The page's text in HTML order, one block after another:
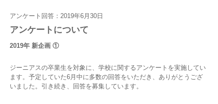
アンケート回答：2019年6月30日
アンケートについて
2019年 新企画 ①
ジーニアスの卒業生を対象に、学校に関するアンケートを実施してい
ます。予定していた6月中に多数の回答をいただき、ありがとうござ
いました。引き続き、回答を募集しています。